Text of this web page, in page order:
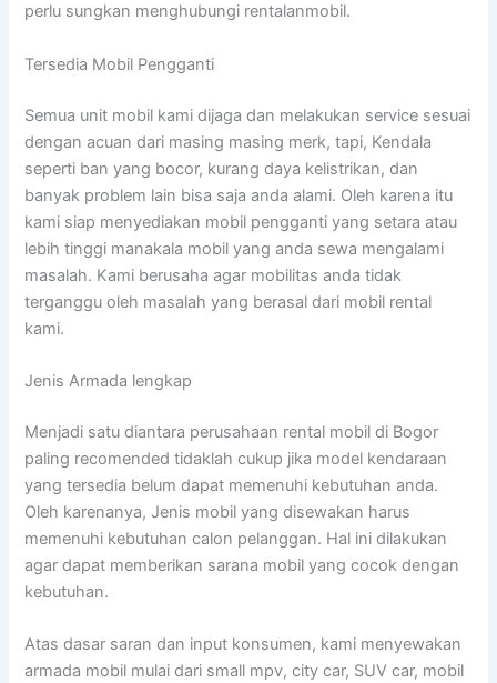
perlu sungkan menghubungi rentalanmobil.
Tersedia Mobil Pengganti
Semua unit mobil kami dijaga dan melakukan service sesuai
dengan acuan dari masing masing merk, tapi, Kendala
seperti ban yang bocor, kurang daya kelistrikan, dan
banyak problem lain bisa saja anda alami. Oleh karena itu
kami siap menyediakan mobil pengganti yang setara atau
lebih tinggi manakala mobil yang anda sewa mengalami
masalah. Kami berusaha agar mobilitas anda tidak
terganggu oleh masalah yang berasal dari mobil rental
kami.
Jenis Armada lengkap
Menjadi satu diantara perusahaan rental mobil di Bogor
paling recomended tidaklah cukup jika model kendaraan
yang tersedia belum dapat memenuhi kebutuhan anda.
Oleh karenanya, Jenis mobil yang disewakan harus
memenuhi kebutuhan calon pelanggan. Hal ini dilakukan
agar dapat memberikan sarana mobil yang cocok dengan
kebutuhan.
Atas dasar saran dan input konsumen, kami menyewakan
armada mobil mulai dari small mpv, city car, SUV car, mobil